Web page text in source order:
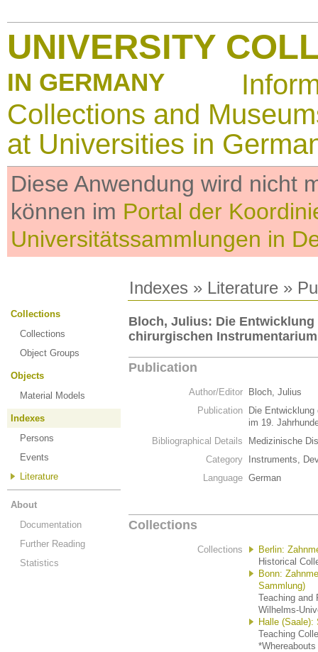
UNIVERSITY
IN GERMANY
Collections and
at Universities in
Diese Anwendung wird nicht
können im Portal der
Universitätssammlungen in
Indexes » Literature »
Collections
Collections
Object Groups
Objects
Material Models
Indexes
Persons
Events
Literature
About
Documentation
Further Reading
Statistics
Bloch, Julius: Die Entwicklung
chirurgischen
Publication
Author/Editor
Bloch, Julius
Publication
Die
im 19.
Bibliographical Details
Medizinische
Category
Instruments,
Language German
Collections
Collections
Berlin:
Historical
Bonn:
Sammlung)
Teaching and
Wilhelms-
Halle
Teaching